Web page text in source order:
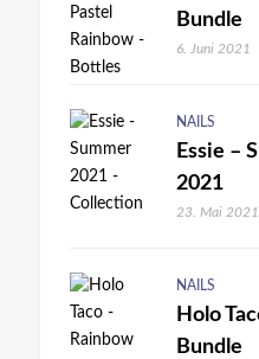
Bundle
6. Juni 2021
NAILS
Essie –
2021
23. Mai 2021
NAILS
Holo
Bundle